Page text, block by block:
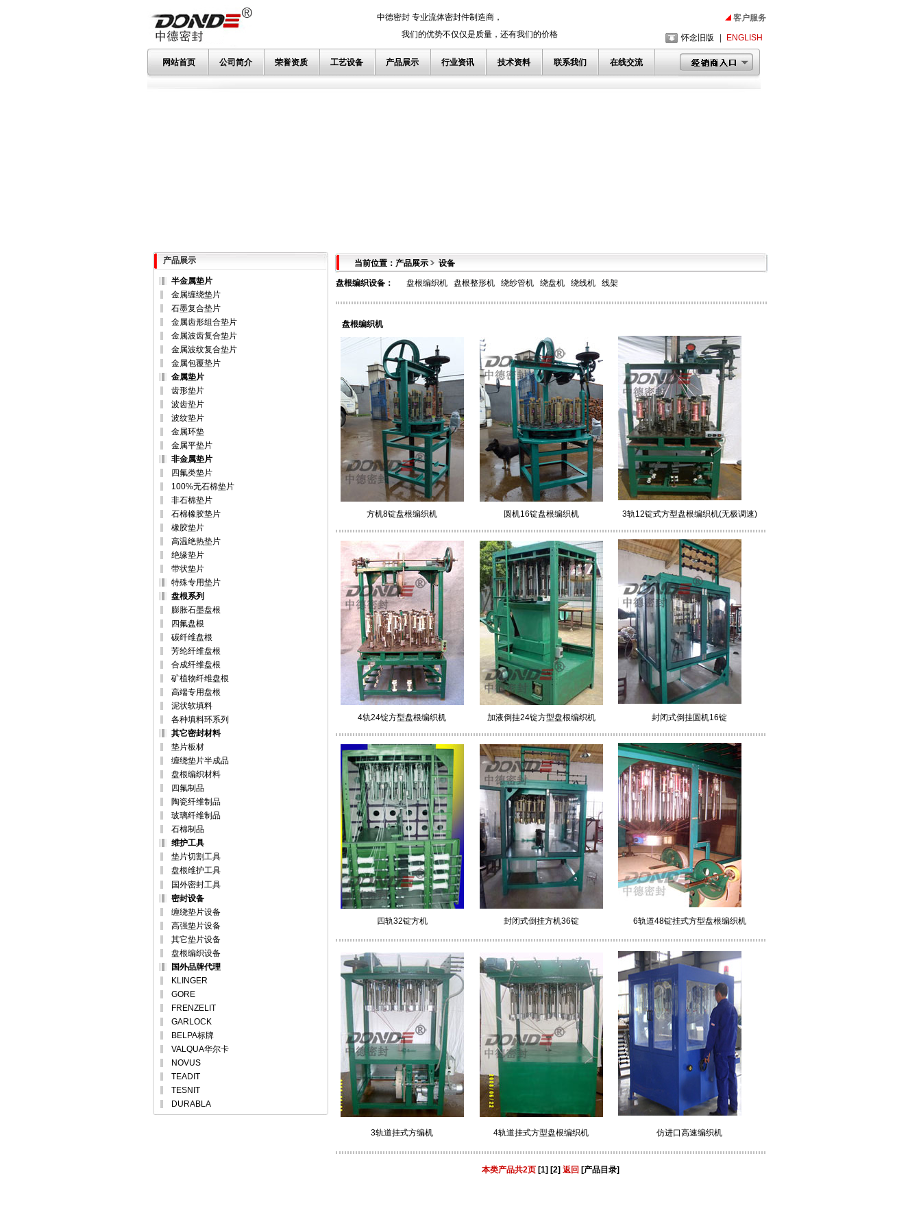
中德密封 专业流体密封件制造商，
我们的优势不仅仅是质量，还有我们的价格
客户服务
怀念旧版 ENGLISH
网站首页 公司简介 荣誉资质 工艺设备 产品展示 行业资讯 技术资料 联系我们 在线交流
产品展示
半金属垫片
金属缠绕垫片
石墨复合垫片
金属齿形组合垫片
金属波齿复合垫片
金属波纹复合垫片
金属包覆垫片
金属垫片
齿形垫片
波齿垫片
波纹垫片
金属环垫
金属平垫片
非金属垫片
四氟类垫片
100%无石棉垫片
非石棉垫片
石棉橡胶垫片
橡胶垫片
高温绝热垫片
绝缘垫片
带状垫片
特殊专用垫片
盘根系列
膨胀石墨盘根
四氟盘根
碳纤维盘根
芳纶纤维盘根
合成纤维盘根
矿植物纤维盘根
高端专用盘根
泥状软填料
各种填料环系列
其它密封材料
垫片板材
缠绕垫片半成品
盘根编织材料
四氟制品
陶瓷纤维制品
玻璃纤维制品
石棉制品
维护工具
垫片切割工具
盘根维护工具
国外密封工具
密封设备
缠绕垫片设备
高强垫片设备
其它垫片设备
盘根编织设备
国外品牌代理
KLINGER
GORE
FRENZELIT
GARLOCK
BELPA标牌
VALQUA华尔卡
NOVUS
TEADIT
TESNIT
DURABLA
当前位置：产品展示 设备
盘根编织设备： 盘根编织机 盘根整形机 绕纱管机 绕盘机 绕线机 线架
盘根编织机
方机8锭盘根编织机 圆机16锭盘根编织机 3轨12锭式方型盘根编织机(无极调速)
4轨24锭方型盘根编织机 加液倒挂24锭方型盘根编织机 封闭式倒挂圆机16锭
四轨32锭方机 封闭式倒挂方机36锭 6轨道48锭挂式方型盘根编织机
3轨道挂式方编机 4轨道挂式方型盘根编织机 仿进口高速编织机
本类产品共2页 [1] [2] 返回 [产品目录]